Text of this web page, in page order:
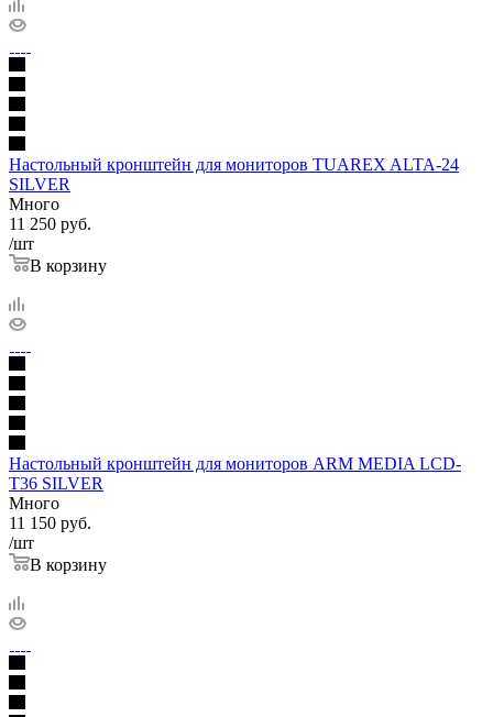
Настольный кронштейн для мониторов TUAREX ALTA-24
SILVER
Много
11 250 руб.
/шт
В корзину
Настольный кронштейн для мониторов ARM MEDIA LCD-
T36 SILVER
Много
11 150 руб.
/шт
В корзину